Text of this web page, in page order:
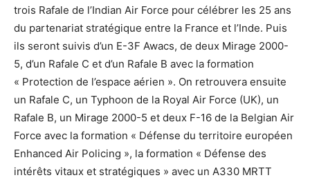
trois Rafale de l’Indian Air Force pour célébrer les 25 ans
du partenariat stratégique entre la France et l’Inde. Puis
ils seront suivis d’un E-3F Awacs, de deux Mirage 2000-
5, d’un Rafale C et d’un Rafale B avec la formation
« Protection de l’espace aérien ». On retrouvera ensuite
un Rafale C, un Typhoon de la Royal Air Force (UK), un
Rafale B, un Mirage 2000-5 et deux F-16 de la Belgian Air
Force avec la formation « Défense du territoire européen
Enhanced Air Policing », la formation « Défense des
intérêts vitaux et stratégiques » avec un A330 MRTT